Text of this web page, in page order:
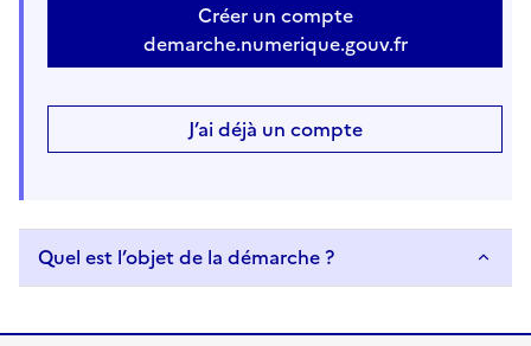
Créer un compte
demarche.numerique.gouv.fr
J’ai déjà un compte
Quel est l’objet de la démarche ?